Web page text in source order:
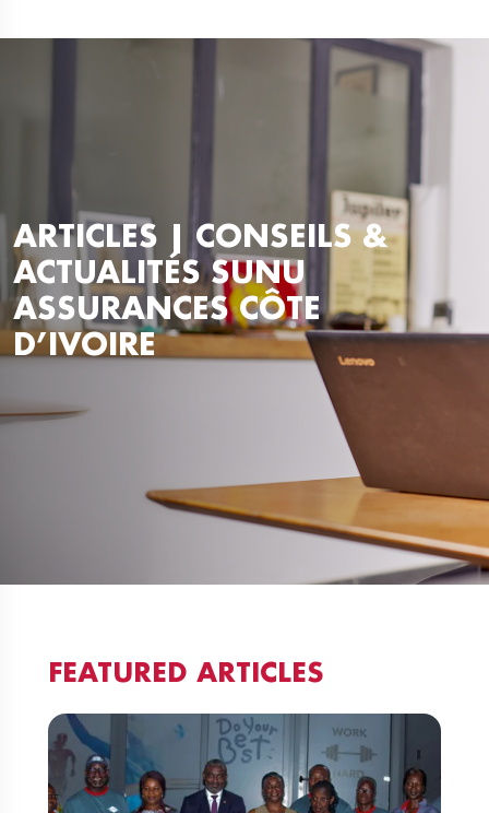
ARTICLES | CONSEILS &
ACTUALITÉS SUNU
ASSURANCES CÔTE
D’IVOIRE
FEATURED ARTICLES